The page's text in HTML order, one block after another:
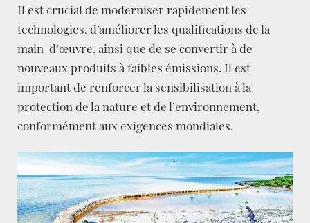
Il est crucial de moderniser rapidement les
technologies, d’améliorer les qualifications de la
main-d’œuvre, ainsi que de se convertir à de
nouveaux produits à faibles émissions. Il est
important de renforcer la sensibilisation à la
protection de la nature et de l’environnement,
conformément aux exigences mondiales.